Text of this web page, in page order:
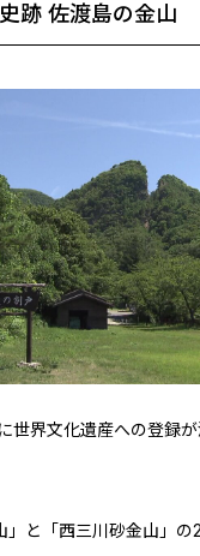
跡 佐渡島の金山
世界文化遺産への登録
」と「西三川砂金山」